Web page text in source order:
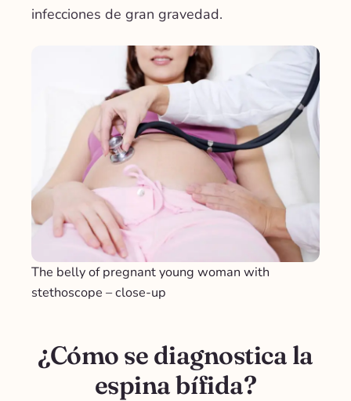
infecciones de gran gravedad.
The belly of pregnant young woman with
stethoscope – close-up
¿Cómo se diagnostica la
espina bífida?